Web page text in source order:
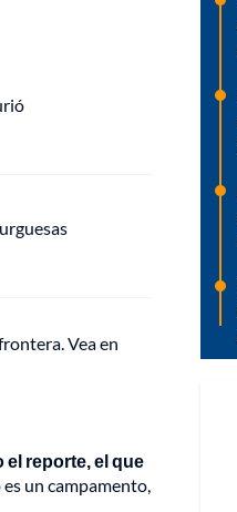
Vea en
reporte, el que
un campamento,